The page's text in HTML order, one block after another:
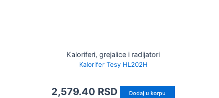
Kaloriferi, grejalice i radijatori
Kalorifer Tesy HL202H
2,579.40 RSD Dodaj u korpu